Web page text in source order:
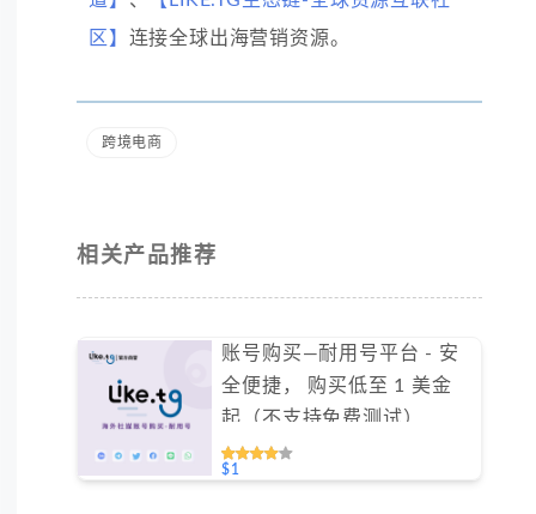
区】 连接全球出海营销资源。
跨境电商
相关产品推荐
账号购买—耐用号平台 - 安
全便捷， 购买低至 1 美金
起（不支持免费测试）
#GN002
$1